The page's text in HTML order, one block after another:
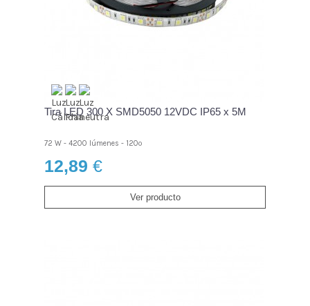
Tira LED 300 X SMD5050 12VDC IP65 x 5M
72 W - 4200 lúmenes - 120º
12,89 €
Ver producto